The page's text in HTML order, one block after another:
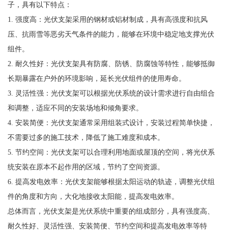
子，具有以下特点：
1. 强度高：光伏支架采用的钢材或铝材制成，具有高强度和抗风
压、抗雨雪等恶劣天气条件的能力，能够在环境中稳定地支撑光伏
组件。
2. 耐久性好：光伏支架具有防腐、防锈、防腐蚀等特性，能够抵御
长期暴露在户外的环境影响，延长光伏组件的使用寿命。
3. 灵活性强：光伏支架可以根据光伏系统的设计需求进行自由组合
和调整，适应不同的安装场地和倾角要求。
4. 安装简便：光伏支架通常采用组装式设计，安装过程简单快捷，
不需要过多的施工技术，降低了施工难度和成本。
5. 节约空间：光伏支架可以合理利用地面或屋顶的空间，将光伏系
统安装在原本不起作用的区域，节约了空间资源。
6. 提高发电效率：光伏支架能够根据太阳运动的轨迹，调整光伏组
件的角度和方向，大化地接收太阳能，提高发电效率。
总体而言，光伏支架是光伏系统中重要的组成部分，具有强度高、
耐久性好、灵活性强、安装简便、节约空间和提高发电效率等特